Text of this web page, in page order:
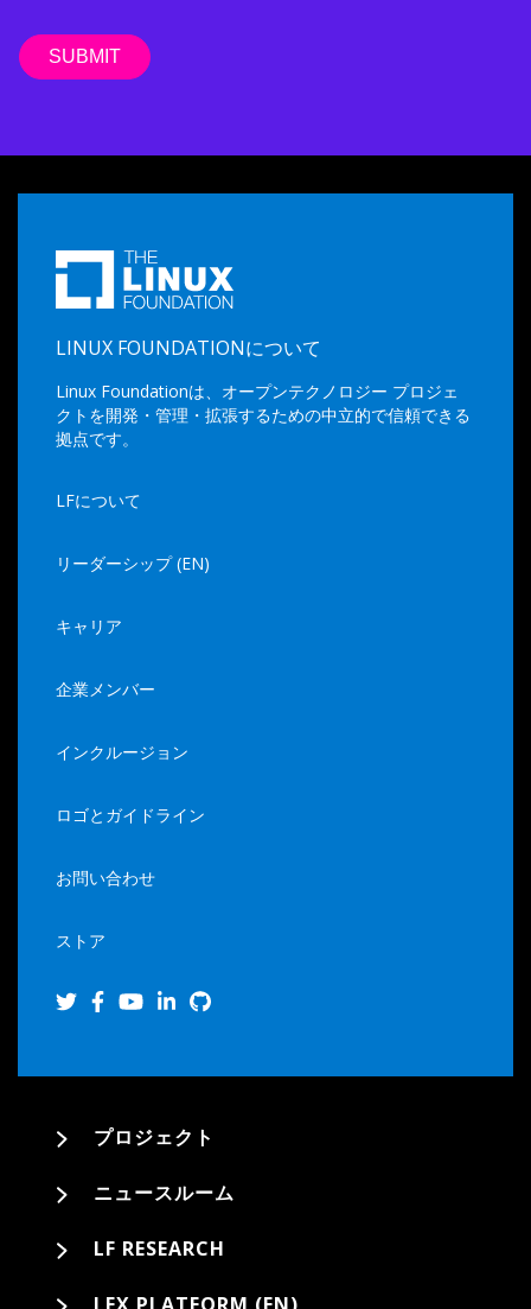
LINUX FOUNDATIONについて
Linux Foundationは、オープンテクノロジー プロジェ
クトを開発・管理・拡張するための中立的で信頼できる
拠点です。
LFについて
リーダーシップ (EN)
キャリア
企業メンバー
インクルージョン
ロゴとガイドライン
お問い合わせ
ストア
プロジェクト
ニュースルーム
LF RESEARCH